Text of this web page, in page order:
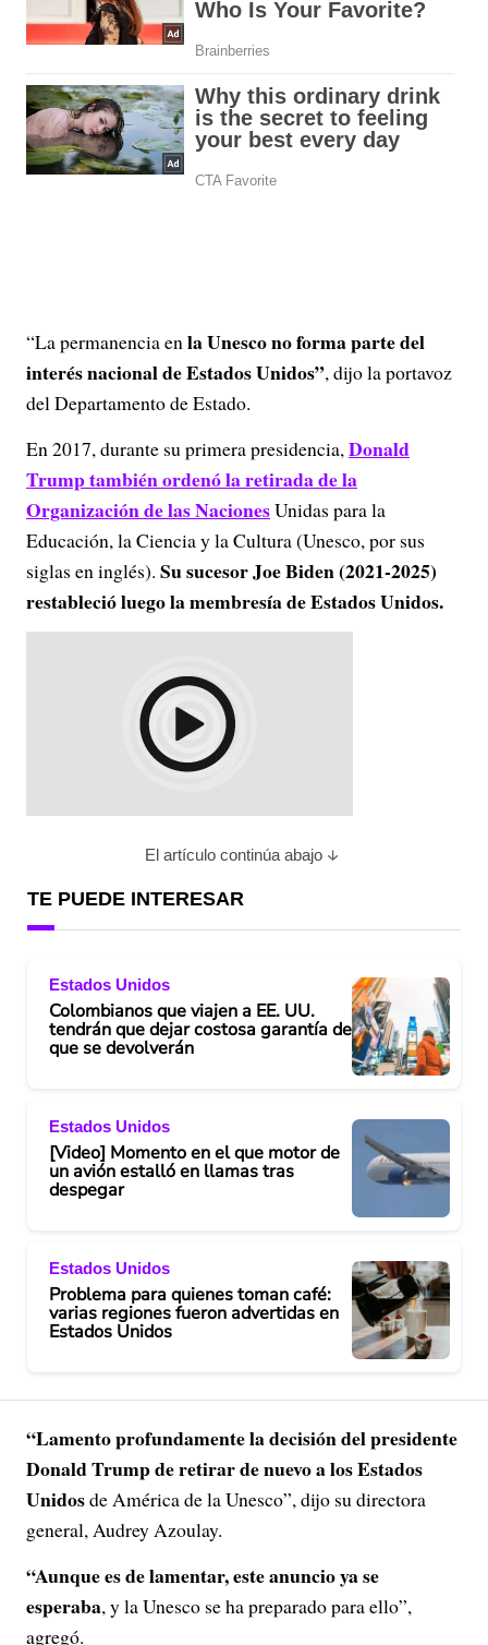
“La permanencia enla Unesco no forma parte del
interés nacional de Estados Unidos”, dijo la portavoz
del Departamento de Estado.
En 2017, durante su primera presidencia,Donald
Trump también ordenó la retirada de la
Organización de las NacionesUnidas para la
Educación, la Ciencia y la Cultura (Unesco, por sus
siglas en inglés). Su sucesor Joe Biden (2021-2025)
restableció luego la membresía de Estados Unidos.
El artículo continúa abajo
TE PUEDE INTERESAR
Estados Unidos
Colombianos que viajen a EE. UU.
tendrán que dejar costosa garantía de
que se devolverán
Estados Unidos
[Video] Momento en el que motor de
un avión estalló en llamas tras
despegar
Estados Unidos
Problema para quienes toman café:
varias regiones fueron advertidas en
Estados Unidos
“Lamento profundamente la decisión del presidente
Donald Trump de retirar de nuevo a los Estados
Unidosde América de la Unesco”, dijo su directora
general, Audrey Azoulay.
“Aunque es de lamentar, este anuncio ya se
esperaba, y la Unesco se ha preparado para ello”,
agregó.